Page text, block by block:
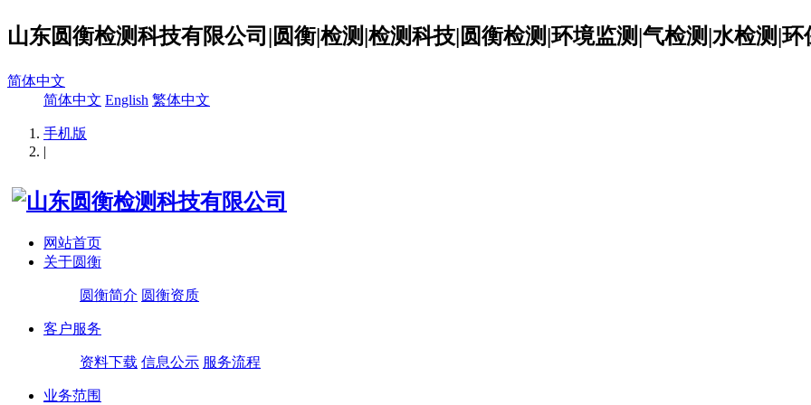
山东圆衡检测科技有限公司|圆衡|检测|检测科技|圆衡检测|环境监测|气检测|水检测|环
简体中文
简体中文 English 繁体中文
手机版
|
网站首页
关于圆衡
圆衡简介 圆衡资质
客户服务
资料下载 信息公示 服务流程
业务范围